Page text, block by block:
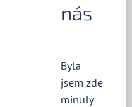
nás
Byla
jsem zde
minulý